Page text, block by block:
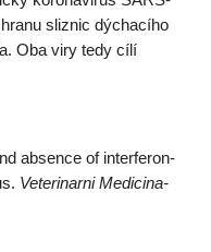
sliznic dýchacího
Oba viry tedy cílí
absence of interferon-
Veterinarni Medicina-